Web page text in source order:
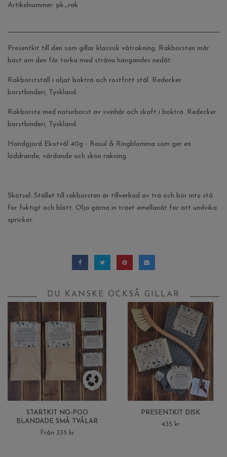
Artikelnummer: pk_rak
Presentkit till den som gillar klassisk våtrakning. Rakborsten mår
bäst om den får torka med stråna hängandes nedåt.
Rakborstställ i oljat bokträ och rostfritt stål. Redecker
borstbinderi, Tyskland.
Rakborste med naturborst av svinhår och skaft i bokträ. Redecker
borstbinderi, Tyskland.
Handgjord Ekotvål 40g - Rasul & Ringblomma som ger en
löddrande, vårdande och skön rakning.
Skötsel: Stället till rakborsten är tillverkad av trä och bör inte stå
för fuktigt och blött. Olja gärna in träet emellanåt för att undvika
sprickor.
DU KANSKE OCKSÅ GILLAR
STARTKIT NO-POO
BLANDADE SMÅ TVÅLAR
Från 335 kr
PRESENTKIT DISK
435 kr